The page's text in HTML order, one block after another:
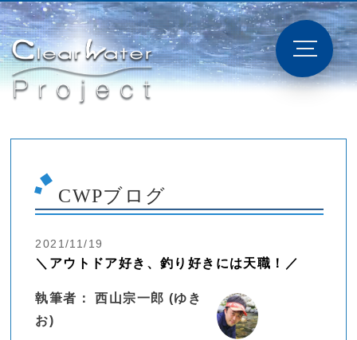
CWPブログ
2021/11/19
＼アウトドア好き、釣り好きには天職！／
執筆者： 西山宗一郎 (ゆき
お)